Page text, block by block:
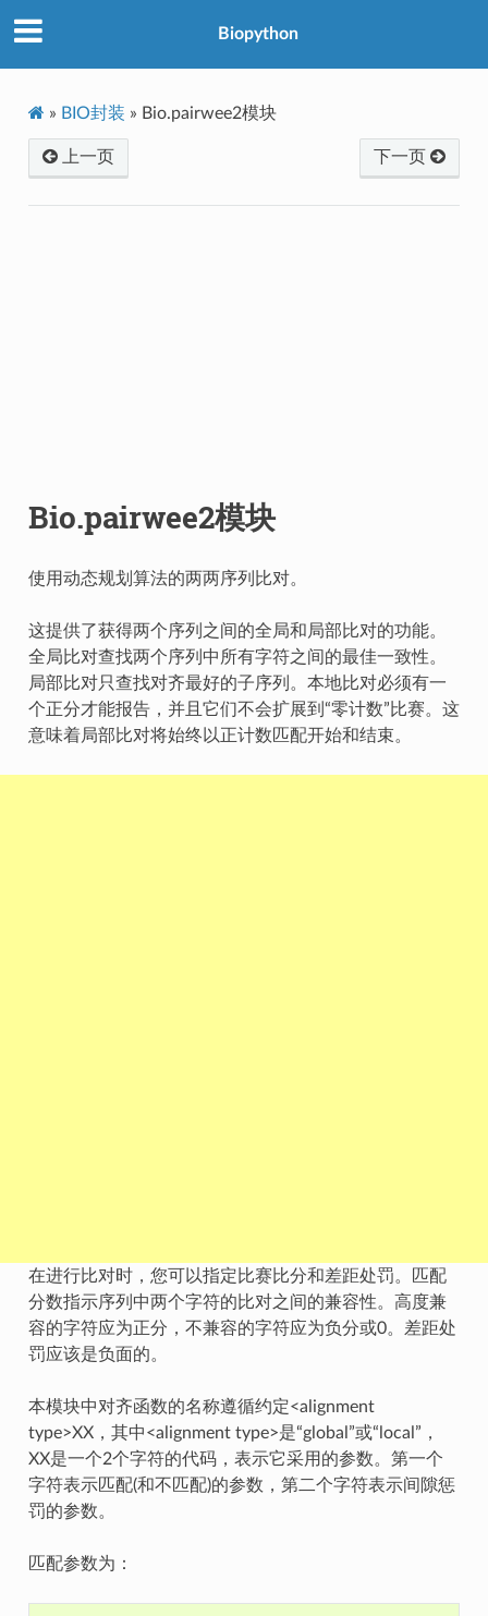
Biopython
» BIO封装 » Bio.pairwee2模块
下一页
上一页
Bio.pairwee2模块
使用动态规划算法的两两序列比对。
这提供了获得两个序列之间的全局和局部比对的功能。
全局比对查找两个序列中所有字符之间的最佳一致性。
局部比对只查找对齐最好的子序列。本地比对必须有一
个正分才能报告，并且它们不会扩展到“零计数”比赛。这
意味着局部比对将始终以正计数匹配开始和结束。
在进行比对时，您可以指定比赛比分和差距处罚。匹配
分数指示序列中两个字符的比对之间的兼容性。高度兼
容的字符应为正分，不兼容的字符应为负分或0。差距处
罚应该是负面的。
本模块中对齐函数的名称遵循约定<alignment
type>XX，其中<alignment type>是“global”或“local”，
XX是一个2个字符的代码，表示它采用的参数。第一个
字符表示匹配(和不匹配)的参数，第二个字符表示间隙惩
罚的参数。
匹配参数为：